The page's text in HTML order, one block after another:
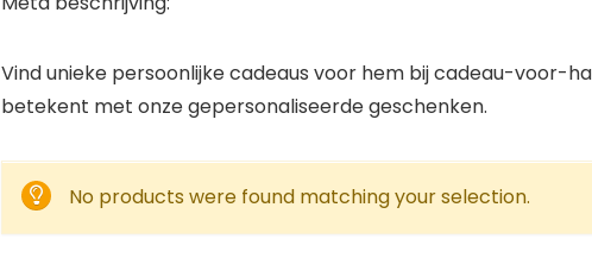
Vind unieke persoonlijke cadeaus voor hem bij cadeau-voor-
betekent met onze gepersonaliseerde geschenken.
No products were found matching your selection.